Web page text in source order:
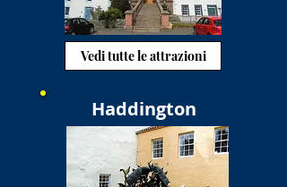
Vedi tutte le attrazioni
Haddington